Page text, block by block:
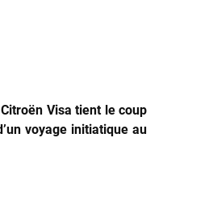
Visa tient le coup
voyage initiatique au